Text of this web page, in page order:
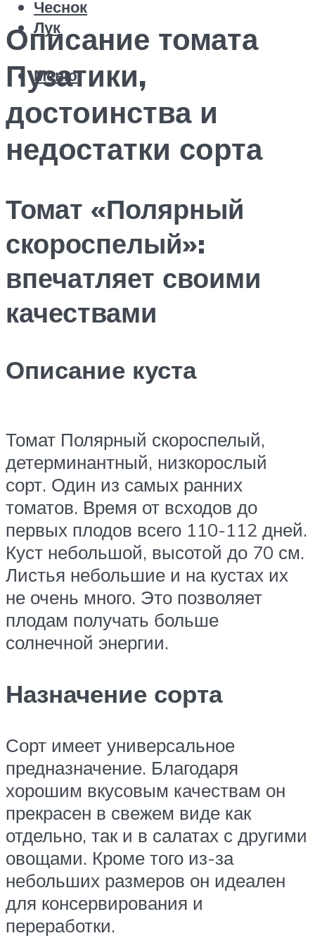
Чеснок
Лук
Меню
Описание томата
Пузатики,
достоинства и
недостатки сорта
Томат «Полярный
скороспелый»:
впечатляет своими
качествами
Описание куста
Томат Полярный скороспелый,
детерминантный, низкорослый
сорт. Один из самых ранних
томатов. Время от всходов до
первых плодов всего 110-112 дней.
Куст небольшой, высотой до 70 см.
Листья небольшие и на кустах их
не очень много. Это позволяет
плодам получать больше
солнечной энергии.
Назначение сорта
Сорт имеет универсальное
предназначение. Благодаря
хорошим вкусовым качествам он
прекрасен в свежем виде как
отдельно, так и в салатах с другими
овощами. Кроме того из-за
небольших размеров он идеален
для консервирования и
переработки.